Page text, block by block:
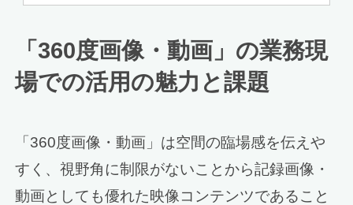
「360度画像・動画」の業務現
場での活用の魅力と課題
「360度画像・動画」は空間の臨場感を伝えや
すく、視野角に制限がないことから記録画像・
動画としても優れた映像コンテンツであること